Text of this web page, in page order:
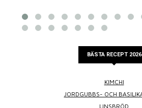
BÄSTA RECEPT 2026
KIMCHI
JORDGUBBS- OCH
LINSBRÖD